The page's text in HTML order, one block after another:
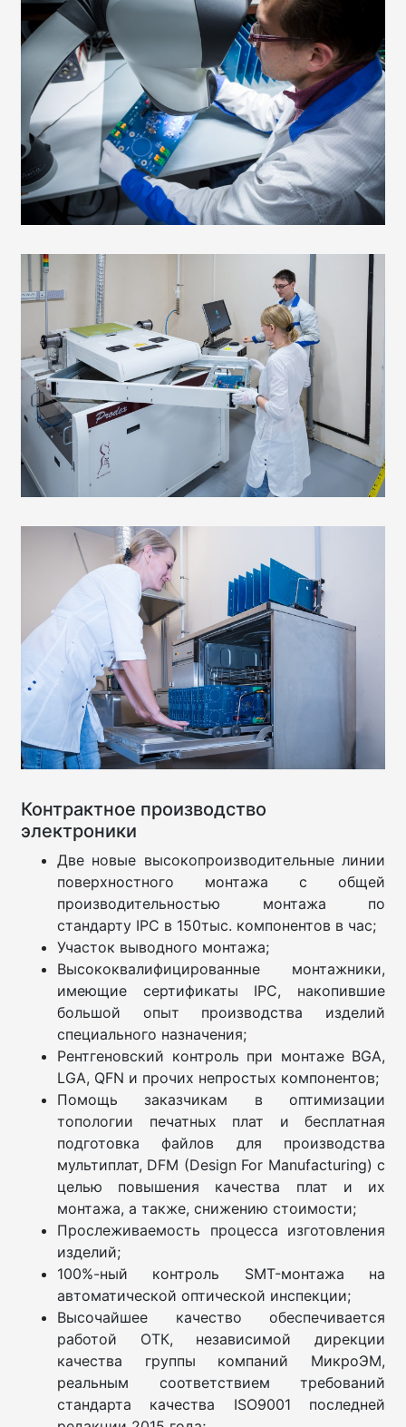
Контрактное производство
электроники
Две новые высокопроизводительные линии
поверхностного монтажа с общей
производительностью монтажа по
стандарту IPC в 150тыс. компонентов в час;
Участок выводного монтажа;
Высококвалифицированные монтажники,
имеющие сертификаты IPC, накопившие
большой опыт производства изделий
специального назначения;
Рентгеновский контроль при монтаже BGA,
LGA, QFN и прочих непростых компонентов;
Помощь заказчикам в оптимизации
топологии печатных плат и бесплатная
подготовка файлов для производства
мультиплат, DFM (Design For Manufacturing) с
целью повышения качества плат и их
монтажа, а также, снижению стоимости;
Прослеживаемость процесса изготовления
изделий;
100%-ный контроль SMT-монтажа на
автоматической оптической инспекции;
Высочайшее качество обеспечивается
работой ОТК, независимой дирекции
качества группы компаний МикроЭМ,
реальным соответствием требований
стандарта качества ISO9001 последней